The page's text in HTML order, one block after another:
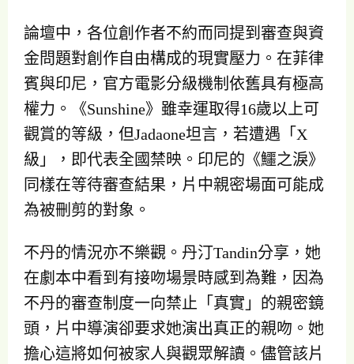
論壇中，各位創作者不約而同提到審查與資
金問題對創作自由構成的現實壓力。在菲律
賓與印尼，官方電影分級機制依舊具有極高
權力。《Sunshine》雖幸運取得16歲以上可
觀賞的等級，但Jadaone坦言，若遭遇「X
級」，即代表全國禁映。印尼的《鱷之淚》
同樣在等待審查結果，片中親密場面可能成
為被刪剪的對象。
不丹的情況亦不樂觀。丹汀Tandin分享，她
在劇本中看到有接吻場景時感到為難，因為
不丹的審查制度一向禁止「真實」的親密鏡
頭，片中導演卻要求她演出真正的親吻。她
擔心這將如何被家人與觀眾解讀。儘管該片